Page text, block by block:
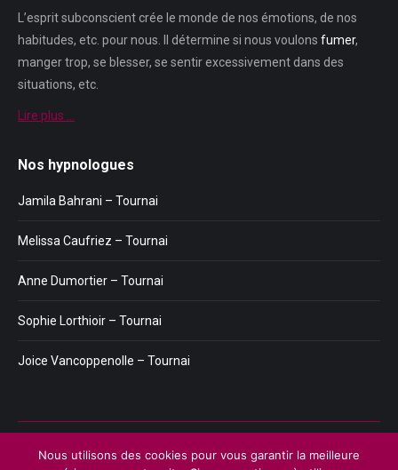
L’esprit subconscient crée le monde de nos émotions, de nos
habitudes, etc. pour nous. Il détermine si nous voulons fumer,
manger trop, se blesser, se sentir excessivement dans des
situations, etc.
Lire plus …
Nos hypnologues
Jamila Bahrani – Tournai
Melissa Caufriez – Tournai
Anne Dumortier – Tournai
Sophie Lorthioir – Tournai
Joice Vancoppenolle – Tournai
Copyright © 2026Plateforme de l'Hypnose de Tournai. Tous droits
Nous utilisons des cookies pour vous garantir la meilleure